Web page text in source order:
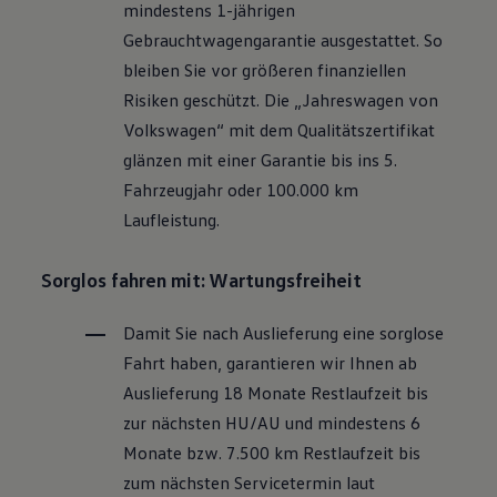
Motorenöl und Flüssigkeiten
Räder und Reifen
Pannen- und Unfallhilfe
Economy Service
Volkswagen Teile
Modellspezifisches Zubehör
Schutz und Pflege
Entertainment und Elektronik
Individualisieren
Wallbox und Ladekabel
Dienste für Ihr Modell finden
Volkswagen Apps, Login und Shop
Updates für Software, Karten und Radio
Über Ihr Auto
Vorgängermodelle
Kundeninformationen
Volkswagen Kundenbetreuung
Warn- und Kontrollleuchten
Assistenzsysteme
Digitale Betriebsanleitung
mindestens 1-jährigen
Gebrauchtwagengarantie ausgestattet. So
bleiben Sie vor größeren finanziellen
Risiken geschützt. Die „Jahreswagen von
Volkswagen“ mit dem Qualitätszertifikat
glänzen mit einer Garantie bis ins 5.
Fahrzeugjahr oder 100.000 km
Laufleistung.
Sorglos fahren mit: Wartungsfreiheit
Damit Sie nach Auslieferung eine sorglose
Fahrt haben, garantieren wir Ihnen ab
Auslieferung 18 Monate Restlaufzeit bis
zur nächsten HU/AU und mindestens 6
Monate bzw. 7.500 km Restlaufzeit bis
zum nächsten Servicetermin laut